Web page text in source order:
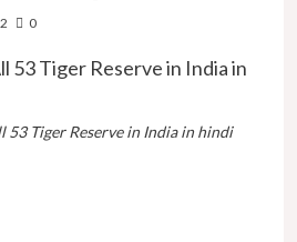
0
53 Tiger Reserve in India in hindi